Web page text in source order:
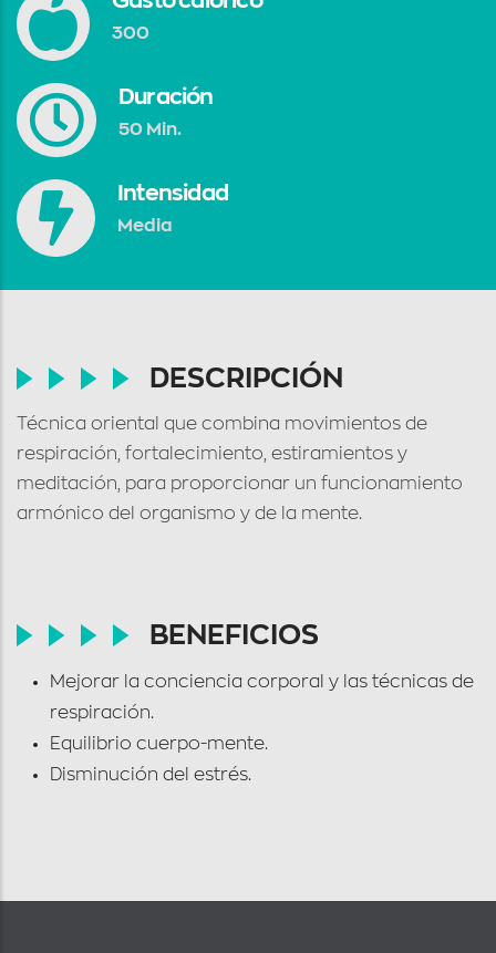
300
Duración
50 Min.
Intensidad
Media
DESCRIPCIÓN
Técnica oriental que combina movimientos de
respiración, fortalecimiento, estiramientos y
meditación, para proporcionar un funcionamiento
armónico del organismo y de la mente.
BENEFICIOS
Mejorar la conciencia corporal y las técnicas de
respiración.
Equilibrio cuerpo-mente.
Disminución del estrés.